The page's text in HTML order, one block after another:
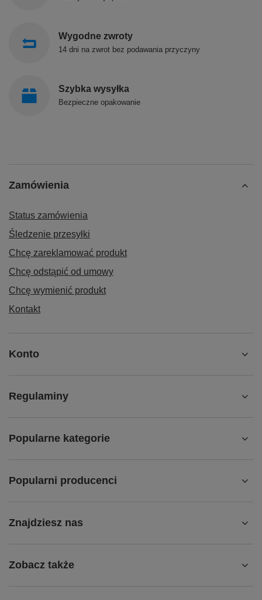
Wygodne zwroty
14 dni na zwrot bez podawania przyczyny
Szybka wysyłka
Bezpieczne opakowanie
Zamówienia
Status zamówienia
Śledzenie przesyłki
Chcę zareklamować produkt
Chcę odstąpić od umowy
Chcę wymienić produkt
Kontakt
Konto
Regulaminy
Popularne kategorie
Popularni producenci
Znajdziesz nas
Zobacz także